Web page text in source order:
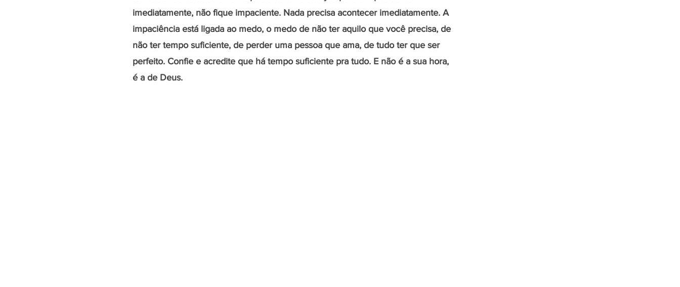
imediatamente, não fique impaciente. Nada precisa acontecer imediatamente. A
impaciência está ligada ao medo, o medo de não ter aquilo que você precisa, de
não ter tempo suficiente, de perder uma pessoa que ama, de tudo ter que ser
perfeito. Confie e acredite que há tempo suficiente pra tudo. E não é a sua hora,
é a de Deus.